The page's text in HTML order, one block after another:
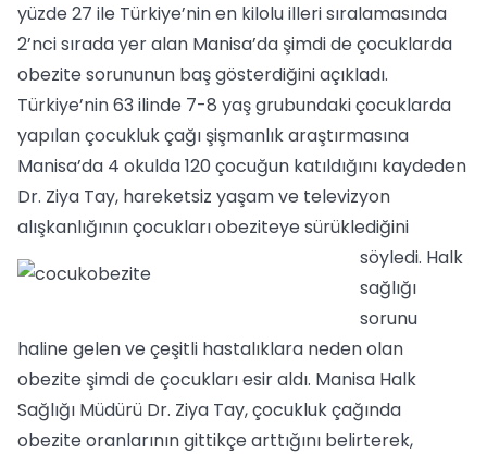
yüzde 27 ile Türkiye’nin en kilolu illeri sıralamasında
2’nci sırada yer alan Manisa’da şimdi de çocuklarda
obezite sorununun baş gösterdiğini açıkladı.
Türkiye’nin 63 ilinde 7-8 yaş grubundaki çocuklarda
yapılan çocukluk çağı şişmanlık araştırmasına
Manisa’da 4 okulda 120 çocuğun katıldığını kaydeden
Dr. Ziya Tay, hareketsiz yaşam ve televizyon
alışkanlığının çocukları obeziteye sürüklediğini
söyledi. Halk
sağlığı
sorunu
haline gelen ve çeşitli hastalıklara neden olan
obezite şimdi de çocukları esir aldı. Manisa Halk
Sağlığı Müdürü Dr. Ziya Tay, çocukluk çağında
obezite oranlarının gittikçe arttığını belirterek,